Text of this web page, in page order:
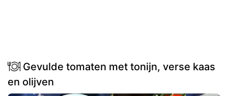
Gevulde tomaten met tonijn, verse kaas
en olijven